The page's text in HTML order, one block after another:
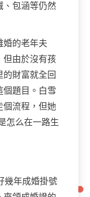
、包涵等仍然
婚的老年夫
但由於沒有孩
財富就全回
個題目。白雪
個流程，但她
怎么在一路生
幾年成婚掛號